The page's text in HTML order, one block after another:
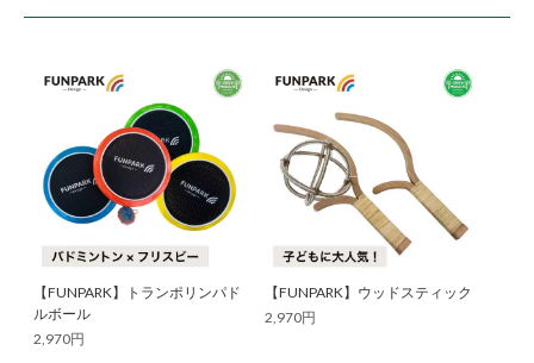
【FUNPARK】トランポリンパド
ルボール
2,970円
【FUNPARK】ウッドスティック
2,970円